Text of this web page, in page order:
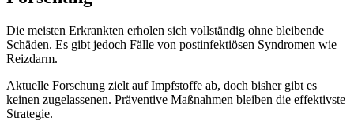
Die meisten Erkrankten erholen sich vollständig ohne bleibende
Schäden. Es gibt jedoch Fälle von postinfektiösen Syndromen wie
Reizdarm.
Aktuelle Forschung zielt auf Impfstoffe ab, doch bisher gibt es
keinen zugelassenen. Präventive Maßnahmen bleiben die effektivste
Strategie.